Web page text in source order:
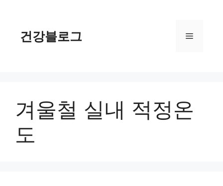
건강블로그 메
겨울철 실내 적정온
도